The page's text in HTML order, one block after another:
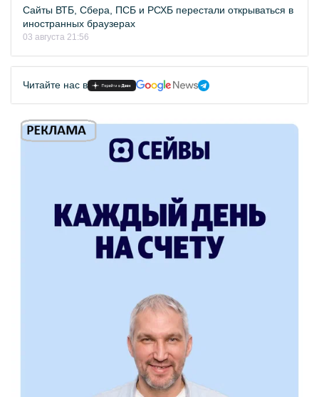
Сайты ВТБ, Сбера, ПСБ и РСХБ перестали открываться в
иностранных браузерах
03 августа 21:56
Читайте нас в